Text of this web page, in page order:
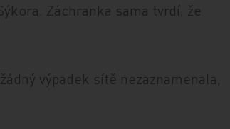
Záchranka sama tvrdí, že
výpadek sítě nezaznamenala,